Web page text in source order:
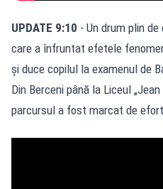
UPDATE 9:10 - Un drum plin
care a înfruntat efetele
și duce copilul la examenul de
Din Berceni până la Liceul
parcursul a fost marcat de